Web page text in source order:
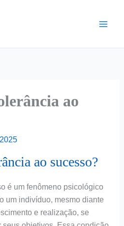
ao
ao sucesso?
é um fenômeno psicológico
um indivíduo, mesmo diante
e realização, se